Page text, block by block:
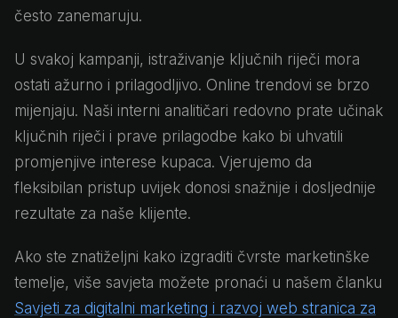
često zanemaruju.
U svakoj kampanji, istraživanje ključnih riječi mora
ostati ažurno i prilagodljivo. Online trendovi se brzo
mijenjaju. Naši interni analitičari redovno prate učinak
ključnih riječi i prave prilagodbe kako bi uhvatili
promjenjive interese kupaca. Vjerujemo da
fleksibilan pristup uvijek donosi snažnije i dosljednije
rezultate za naše klijente.
Ako ste znatiželjni kako izgraditi čvrste marketinške
temelje, više savjeta možete pronaći u našem članku
Savjeti za digitalni marketing i razvoj web stranica za